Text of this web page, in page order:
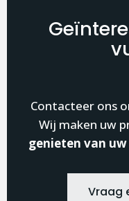
Contacteer ons
Wij maken uw
genieten van
Vraag